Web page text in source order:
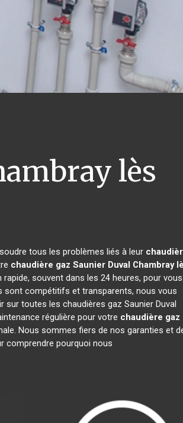
lès
tous les problèmes liés à leur
chaudière gaz Saunier Duval Chambray
souvent dans les 24 heures, pour vous
sont compétitifs et transparents, nous vous
toutes les chaudières gaz Saunier Duval
régulière pour votre chaudière gaz
Nous sommes fiers de nos garanties et
comprendre pourquoi nous